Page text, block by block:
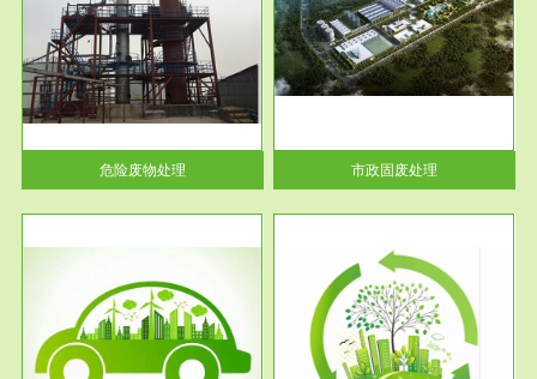
危险废物处理
市政固废处理
蔚蓝生态环境科技所从事的市政
废物处理业务包括市政废物的处
理处...
市政固废处理
服务范围
工作场所职业危害现状评价